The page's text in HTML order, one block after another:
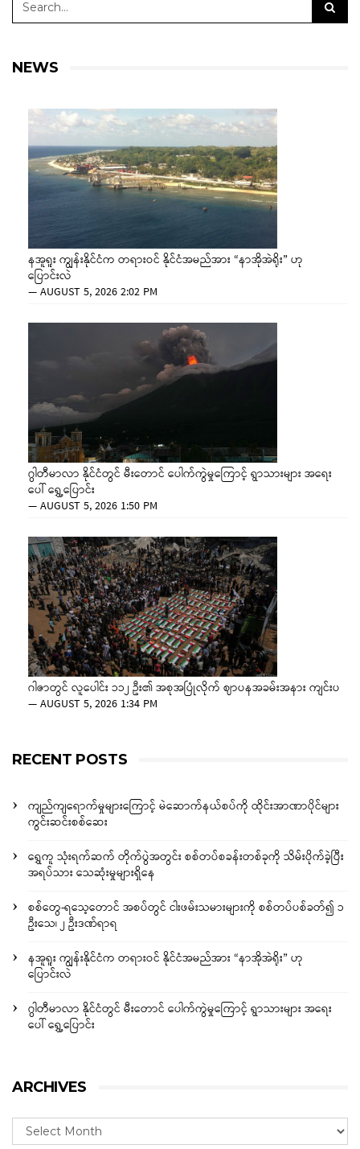
NEWS
နအူရူး ကျွန်းနိုင်ငံက တရားဝင် နိုင်ငံအမည်အား “နာအိုအဲရိုး” ဟု
ပြောင်းလဲ
—AUGUST 5, 2026 2:02 PM
ဂွါတီမာလာ နိုင်ငံတွင် မီးတောင် ပေါက်ကွဲမှုကြောင့် ရွာသားများ အရေး
ပေါ် ရွှေ့ပြောင်း
—AUGUST 5, 2026 1:50 PM
ဂါဇာတွင် လူပေါင်း ၁၁၂ ဦး၏ အစုအပြုံလိုက် ဈာပနအခမ်းအနား ကျင်းပ
—AUGUST 5, 2026 1:34 PM
RECENT POSTS
ကျည်ကျရောက်မှုများကြောင့် မဲဆောက်နယ်စပ်ကို ထိုင်းအာဏာပိုင်များ
ကွင်းဆင်းစစ်ဆေး
ရွှေကူ သုံးရက်ဆက် တိုက်ပွဲအတွင်း စစ်တပ်စခန်းတစ်ခုကို သိမ်းပိုက်ခဲ့ပြီး
အရပ်သား သေဆုံးမှုများရှိနေ
စစ်တွေ-ရသေ့တောင် အစပ်တွင် ငါးဖမ်းသမားများကို စစ်တပ်ပစ်ခတ်၍ ၁
ဦးသေ၊ ၂ ဦးဒဏ်ရာရ
နအူရူး ကျွန်းနိုင်ငံက တရားဝင် နိုင်ငံအမည်အား “နာအိုအဲရိုး” ဟု
ပြောင်းလဲ
ဂွါတီမာလာ နိုင်ငံတွင် မီးတောင် ပေါက်ကွဲမှုကြောင့် ရွာသားများ အရေး
ပေါ် ရွှေ့ပြောင်း
ARCHIVES